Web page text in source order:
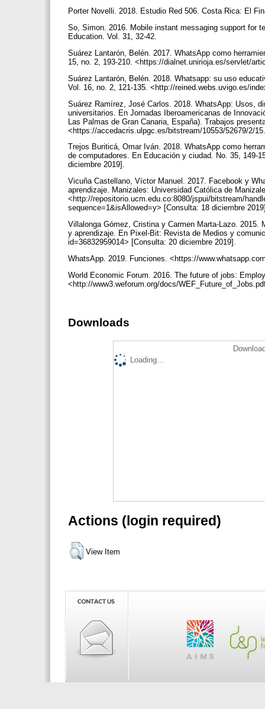
Porter Novelli. 2018. Estudio Red 506. Costa Rica: El
So, Simon. 2016. Mobile instant messaging support for
Education. Vol. 31, 32-42.
Suárez Lantarón, Belén. 2017. WhatsApp como
15, no. 2, 193-210. <https://dialnet.unirioja.es/servlet/
Suárez Lantarón, Belén. 2018. Whatsapp: su uso
Vol. 16, no. 2, 121-135. <http://reined.webs.uvigo.es/
Suárez Ramírez, José Carlos. 2018. WhatsApp: Usos,
universitarios. En Jornadas Iberoamericanas de
Las Palmas de Gran Canaria, España). Trabajos
<https://accedacris.ulpgc.es/bitstream/10553/52679/2/
Trejos Buriticá, Omar Iván. 2018. WhatsApp como
de computadores. En Educación y ciudad. No. 35, 149-
diciembre 2019].
Vicuña Castellano, Víctor Manuel. 2017. Facebook y
aprendizaje. Manizales: Universidad Católica de
<http://repositorio.ucm.edu.co:8080/jspui/bitstream/
sequence=1&isAllowed=y> [Consulta: 18 diciembre
Villalonga Gómez, Cristina y Carmen Marta-Lazo. 2015.
y aprendizaje. En Pixel-Bit: Revista de Medios y
id=36832959014> [Consulta: 20 diciembre 2019].
WhatsApp. 2019. Funciones. <https://
World Economic Forum. 2016. The future of jobs:
<http://www3.weforum.org/docs/
Downloads
Loading...
Actions (login required)
View Item